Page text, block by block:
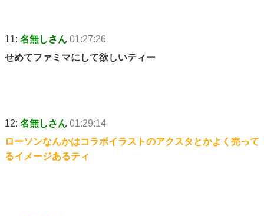
11: 名無しさん 01:27:26
せめてファミマにして欲しいティー
12: 名無しさん 01:29:14
ローソンなんかはコラボイラストのアクスタとかよく売って
るイメージあるティ